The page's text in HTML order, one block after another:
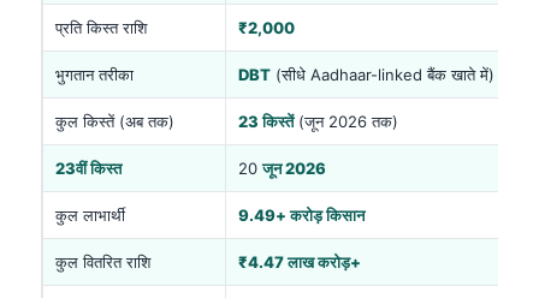
प्रति किस्त राशि ₹2,000
भुगतान तरीका DBT (सीधे Aadhaar-linked बैंक खाते में)
कुल किस्तें (अब तक) 23 किस्तें(जून 2026 तक)
23वीं किस्त 20जून 2026
कुल लाभार्थी 9.49+ करोड़ किसान
कुल वितरित राशि ₹4.47 लाख करोड़+